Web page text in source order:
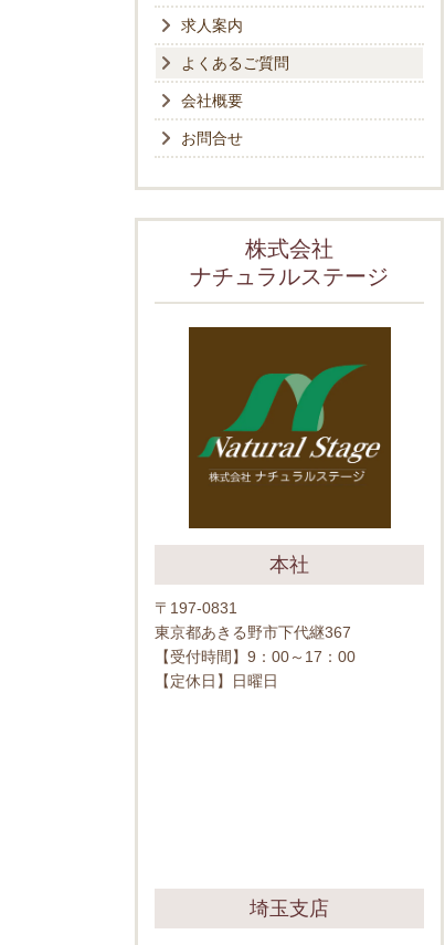
求人案内
よくあるご質問
会社概要
お問合せ
株式会社
ナチュラルステージ
本社
〒197-0831
東京都あきる野市下代継367
【受付時間】9：00～17：00
【定休日】日曜日
埼玉支店